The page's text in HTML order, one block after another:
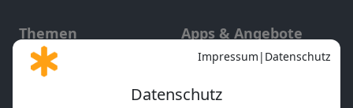
Themen
Gott und Bibel erklärt
Apps & Angebote
Mobile App